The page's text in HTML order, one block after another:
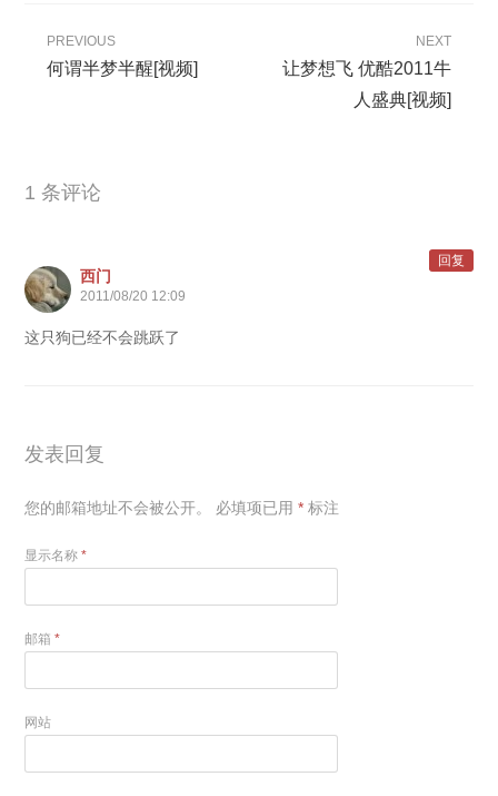
PREVIOUS
何谓半梦半醒[视频]
NEXT
让梦想飞 优酷2011牛
人盛典[视频]
1 条评论
西门
2011/08/20 12:09
这只狗已经不会跳跃了
回复
发表回复
您的邮箱地址不会被公开。 必填项已用* 标注
显示名称*
邮箱*
网站